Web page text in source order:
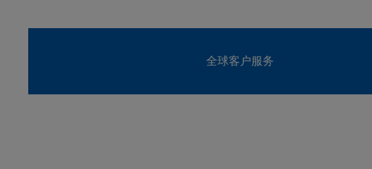
全球客户服务